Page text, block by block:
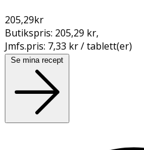
205,29kr
Butikspris: 205,29 kr,
Jmfs.pris: 7,33 kr / tablett(er)
Se mina recept